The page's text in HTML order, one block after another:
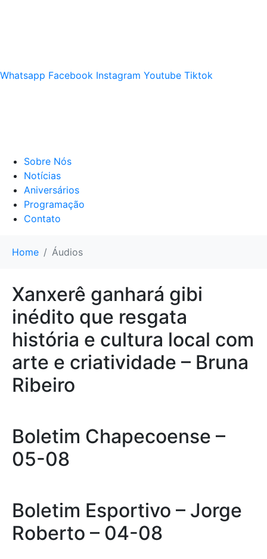
Whatsapp Facebook Instagram Youtube Tiktok
Sobre Nós
Notícias
Aniversários
Programação
Contato
Home Áudios
Xanxerê ganhará gibi
inédito que resgata
história e cultura local com
arte e criatividade – Bruna
Ribeiro
Boletim Chapecoense –
05-08
Boletim Esportivo – Jorge
Roberto – 04-08